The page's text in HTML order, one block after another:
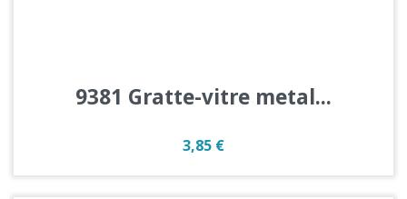
9381 Gratte-vitre metal...
Prix
3,85 €